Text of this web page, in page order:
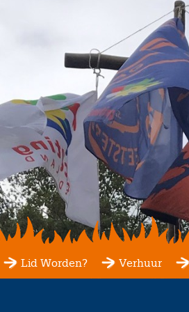
Lid Worden? Verhuur